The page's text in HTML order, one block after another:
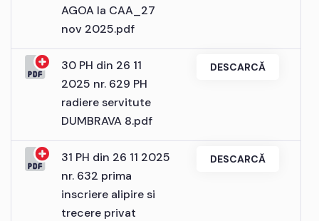
AGOA la CAA_27
nov 2025.pdf
30 PH din 26 11
2025 nr. 629 PH
radiere servitute
DUMBRAVA 8.pdf
DESCARCĂ
31 PH din 26 11 2025
nr. 632 prima
inscriere alipire si
trecere privat
DESCARCĂ